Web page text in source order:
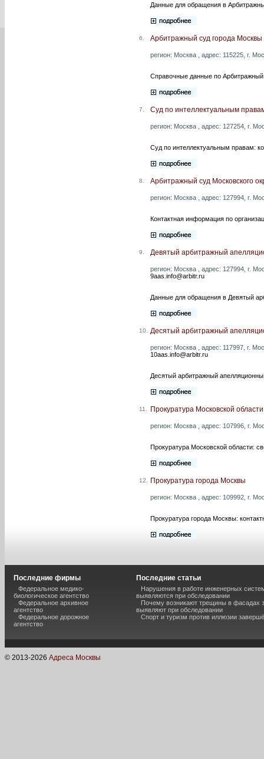
Данные для обращения в
6. Арбитражный суд города Москвы
регион: Москва , адрес: 115225, г.
Справочные данные по
7. Суд по интеллектуальным
регион: Москва , адрес: 127254, г.
Суд по интеллектуальным правам:
8. Арбитражный суд Московского
регион: Москва , адрес: 127994, г.
Контактная информация по
9. Девятый арбитражный
регион: Москва , адрес: 127994, г.
9aas.info@arbitr.ru
Данные для обращения в Девятый
10. Десятый арбитражный
регион: Москва , адрес: 117997, г.
10aas.info@arbitr.ru
Десятый арбитражный
11. Прокуратура Московской области
регион: Москва , адрес: 107996, г.
Прокуратура Московской области:
12. Прокуратура города Москвы
регион: Москва , адрес: 109992, г.
Прокуратура города Москвы:
Последние фирмы
Федеральное медико-
биологическое агентство
Федеральное архивное
агентство
Федеральное дорожное
агентство
Последние статьи
Нарушения в работе инженерных
выявляются при обследовании
Почему возникают трещины в фасадах
выявляют при обследовании
Спорт и туризм против иллюзии
© 2013-2026 Адреса Москвы